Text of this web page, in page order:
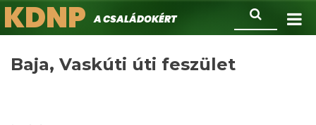
Ugrás
a
Keresés
KDNPA családokért.
Baja, Vaskúti úti feszület